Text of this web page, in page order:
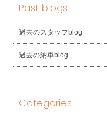
Past blogs
過去のスタッフblog
過去の納車blog
Categories